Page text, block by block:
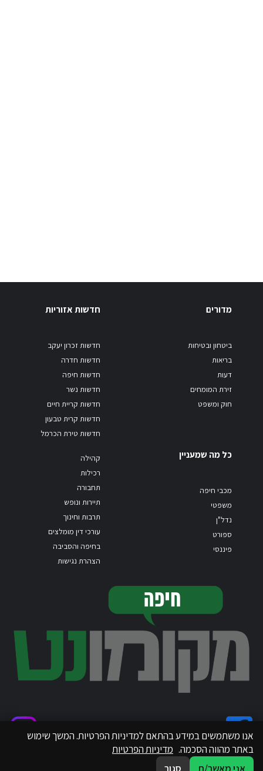
מדורים
ביטחון ובטיחות
בריאות
דעות
זירת המומחים
חוק ומשפט
חדשות אזוריות
חדשות זכרון יעקב
חדשות חדרה
חדשות חיפה
חדשות נשר
חדשות קריית חיים
חדשות קרית טבעון
חדשות טירת הכרמל
כל מה שמעניין
מכבי חיפה
משפטי
נדל"ן
ספורט
פיננסי
קהילה
רכילות
תחבורה
תיירות ונופש
תרבות וחינוך
עורכי דין מומלצים
בחיפה והסביבה
הצהרת נגישות
אנו משתמשים במידע בהתאם למדיניות הפרטיות. המשך שימוש
באתר מהווה הסכמה. מדיניות הפרטיות